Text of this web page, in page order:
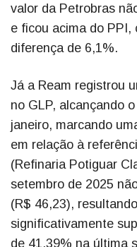
valor da Petrobras
e ficou acima do PPI,
diferença de 6,1%.
Já a Ream registrou
no GLP, alcançando
janeiro, marcando
em relação à
(Refinaria Potiguar
setembro de 2025
(R$ 46,23),
significativamente
de 41,39% na última